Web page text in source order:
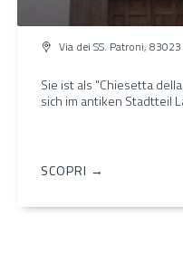
Via dei SS. Patroni,
Sie ist als "Chiesetta
sich im antiken Stadtteil
SCOPRI →